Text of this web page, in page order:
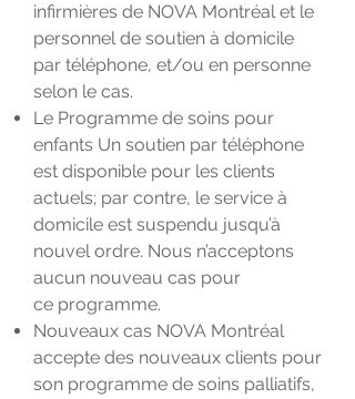
infirmières de NOVA Montréal et le
personnel de soutien à domicile
par téléphone, et/ou en personne
selon le cas.
Le Programme de soins pour
enfants Un soutien par téléphone
est disponible pour les clients
actuels; par contre, le service à
domicile est suspendu jusqu’à
nouvel ordre. Nous n’acceptons
aucun nouveau cas pour
ce programme.
Nouveaux cas NOVA Montréal
accepte des nouveaux clients pour
son programme de soins palliatifs,